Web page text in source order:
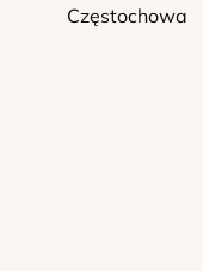
Częstochowa